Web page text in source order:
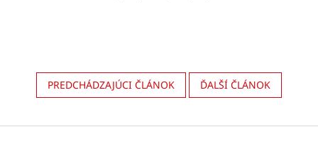
PREDCHÁDZAJÚCI ČLÁNOK ĎALŠÍ ČLÁNOK
Z